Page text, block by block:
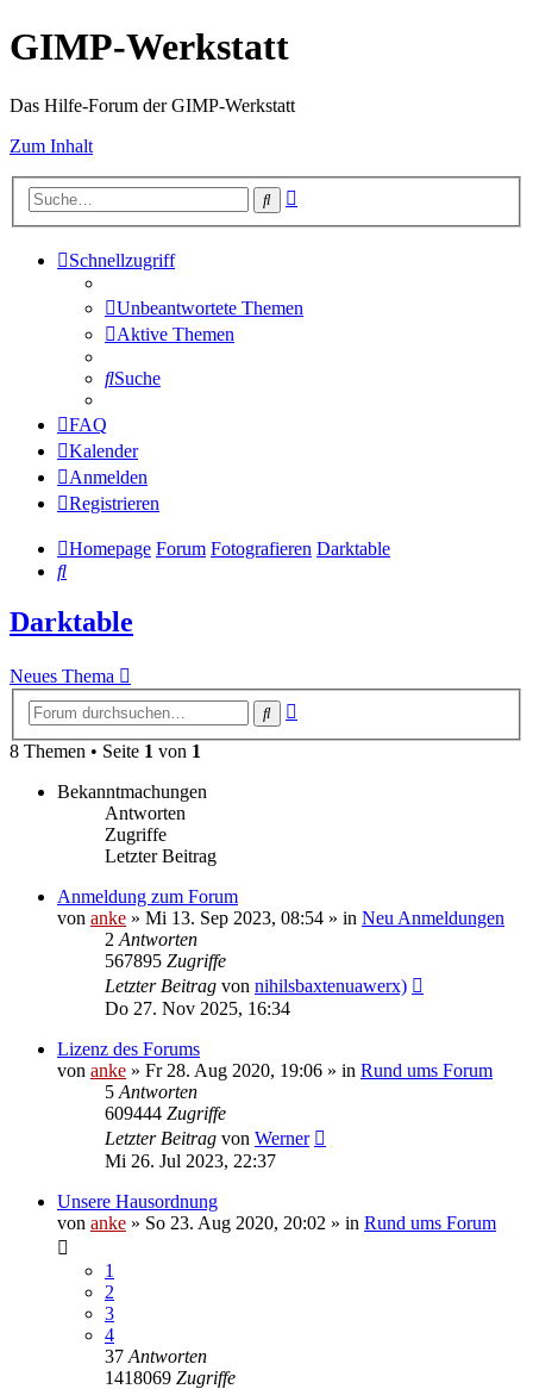
GIMP-Werkstatt
Das Hilfe-Forum der GIMP-Werkstatt
Zum Inhalt
Suche
Schnellzugriff
Unbeantwortete Themen
Aktive Themen
Suche
FAQ
Kalender
Anmelden
Registrieren
Homepage Forum Fotografieren Darktable
Suche
Darktable
Neues Thema
Suche
8 Themen • Seite 1 von 1
Bekanntmachungen
Antworten
Zugriffe
Letzter Beitrag
Anmeldung zum Forum
von anke » Mi 13. Sep 2023, 08:54 » in Neu Anmeldungen
2 Antworten
567895 Zugriffe
Letzter Beitrag von nihilsbaxtenuawerx)
Do 27. Nov 2025, 16:34
Lizenz des Forums
von anke » Fr 28. Aug 2020, 19:06 » in Rund ums Forum
5 Antworten
609444 Zugriffe
Letzter Beitrag von Werner
Mi 26. Jul 2023, 22:37
Unsere Hausordnung
von anke » So 23. Aug 2020, 20:02 » in Rund ums Forum
1
2
3
4
37 Antworten
1418069 Zugriffe